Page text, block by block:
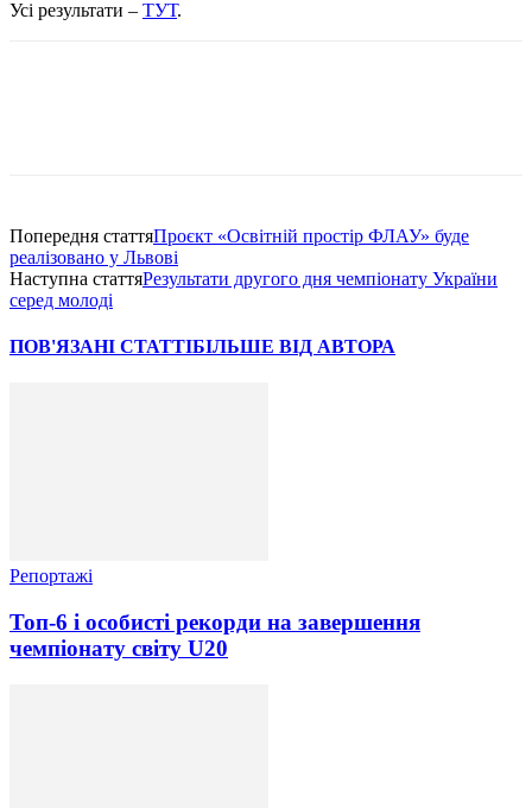
Усі результати – ТУТ.
Попередня статтяПроєкт «Освітній простір ФЛАУ» буде
реалізовано у Львові
Наступна статтяРезультати другого дня чемпіонату України
серед молоді
ПОВ'ЯЗАНІ СТАТТІБІЛЬШЕ ВІД АВТОРА
Репортажі
Топ-6 і особисті рекорди на завершення
чемпіонату світу U20